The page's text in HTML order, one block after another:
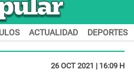
ACTUALIDAD DEPORTES
26 OCT 2021 | 16:09 H